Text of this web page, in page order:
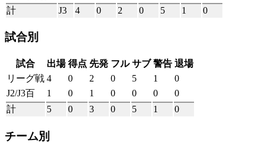
計
J3 4 0 2 0 5 1 0
試合別
試合 出場 得点 先発 フル サブ 警告 退場
リーグ戦 4 0 2 0 5 1
0
J2/J3百
1 0 1 0 0 0
0
計
5 0 3 0 5 1 0
チーム別